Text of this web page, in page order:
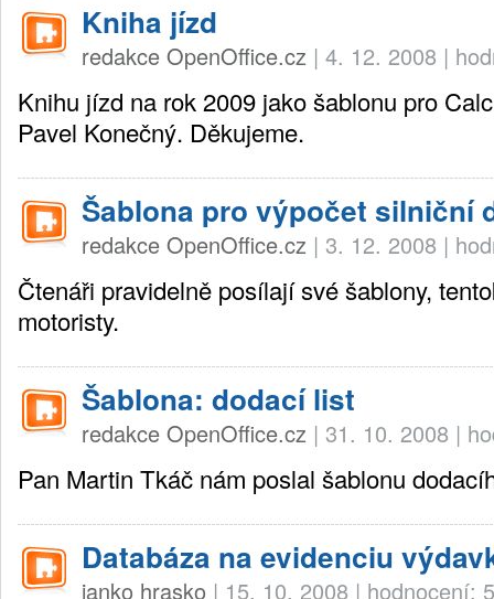
Kniha jízd
redakce OpenOffice.cz | 4. 12. 2008 |
Knihu jízd na rok 2009 jako šablonu pro
Pavel Konečný. Děkujeme.
Šablona pro výpočet silniční
redakce OpenOffice.cz | 3. 12. 2008 |
Čtenáři pravidelně posílají své šablony,
motoristy.
Šablona: dodací list
redakce OpenOffice.cz | 31. 10. 2008 |
Pan Martin Tkáč nám poslal šablonu
Databáza na evidenciu
janko hrasko | 15. 10. 2008 | hodnocení: